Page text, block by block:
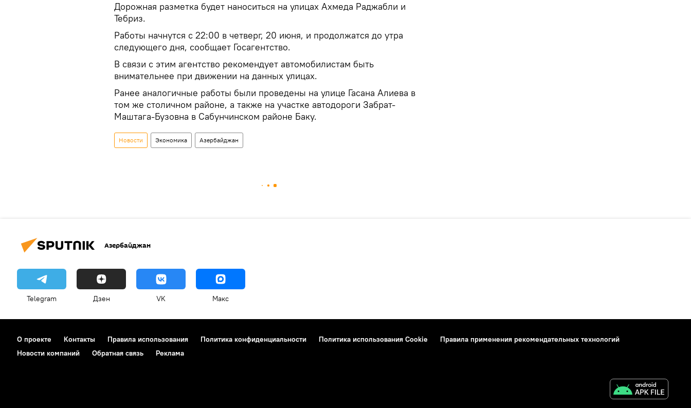
Дорожная разметка будет наноситься на улицах Ахмеда Раджабли и
Тебриз.
Работы начнутся с 22:00 в четверг, 20 июня, и продолжатся до утра
следующего дня, сообщает Госагентство.
В связи с этим агентство рекомендует автомобилистам быть
внимательнее при движении на данных улицах.
Ранее аналогичные работы были проведены на улице Гасана Алиева в
том же столичном районе, а также на участке автодороги Забрат-
Маштага-Бузовна в Сабунчинском районе Баку.
Новости Экономика Азербайджан
Азербайджан
Telegram Дзен VK Макс
О проекте Контакты Правила использования Политика конфиденциальности Политика использования Cookie
Правила применения рекомендательных технологий
Новости компаний
Обратная связь Реклама